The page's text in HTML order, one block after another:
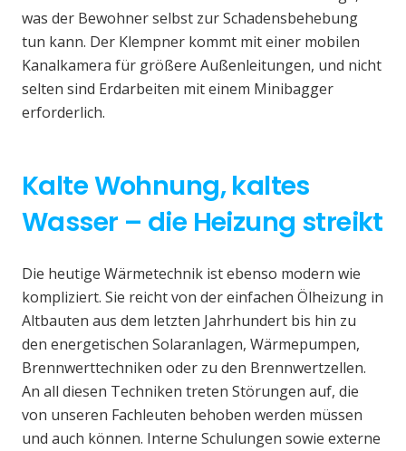
was der Bewohner selbst zur Schadensbehebung
tun kann. Der Klempner kommt mit einer mobilen
Kanalkamera für größere Außenleitungen, und nicht
selten sind Erdarbeiten mit einem Minibagger
erforderlich.
Kalte Wohnung, kaltes
Wasser – die Heizung streikt
Die heutige Wärmetechnik ist ebenso modern wie
kompliziert. Sie reicht von der einfachen Ölheizung in
Altbauten aus dem letzten Jahrhundert bis hin zu
den energetischen Solaranlagen, Wärmepumpen,
Brennwerttechniken oder zu den Brennwertzellen.
An all diesen Techniken treten Störungen auf, die
von unseren Fachleuten behoben werden müssen
und auch können. Interne Schulungen sowie externe